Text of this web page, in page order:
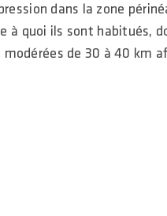
dans la zone
à quoi ils sont habitués,
de 30 à 40 km